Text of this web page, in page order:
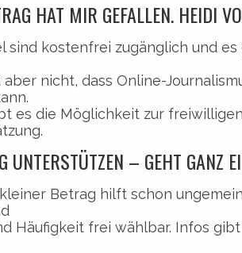
HAT MIR GEFALLEN. HEIDI
sind kostenfrei zugänglich und
aber nicht, dass Online-
es die Möglichkeit zur
UNTERSTÜTZEN – GEHT GANZ
Betrag hilft schon
Häufigkeit frei wählbar. Infos